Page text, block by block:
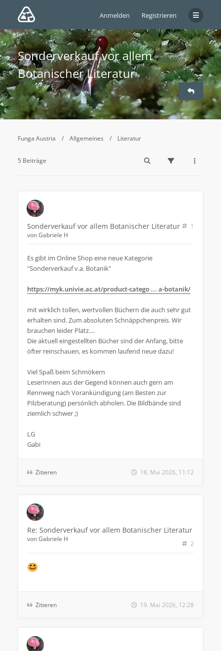
Anmelden Registrieren
Sonderverkauf vor allem
Botanischer Literatur
Funga Austria Allgemeines Literatur
5 Beiträge
Sonderverkauf vor allem Botanischer Literatur
1
vonGabriele H
Es gibt im Online Shop eine neue Kategorie
"Sonderverkauf v.a. Botanik"
https://myk.univie.ac.at/product-catego ... a-botanik/
mit wirklich tollen, wertvollen Büchern die auch sehr gut
erhalten sind. Zum absoluten Schnäppchenpreis. Wir
brauchen leider Platz....
Die aktuell eingestellten Bücher sind der Anfang, bitte
öfter reinschauen, es kommen laufend neue dazu!
Viel Spaß beim Schmökern
LeserInnen aus der Gegend können auch gern am
Rennweg nach Vorankündigung (am Besten zur
Pilzberatung) persönlich abholen. Die Bildbände sind
ziemlich schwer ;)
LG
Gabi
Zitieren 18. Mai 2026, 11:12
Re: Sonderverkauf vor allem Botanischer Literatur
2
vonGabriele H
Zitieren 19. Mai 2026, 12:28